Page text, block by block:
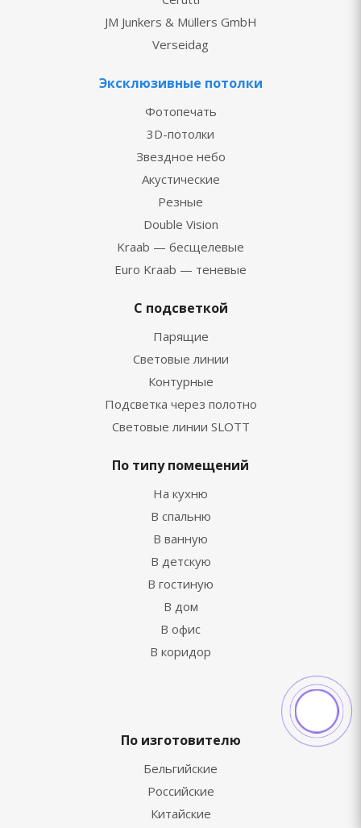
JM Junkers & Müllers GmbH
Verseidag
Эксклюзивные потолки
Фотопечать
3D-потолки
Звездное небо
Акустические
Резные
Double Vision
Kraab — бесщелевые
Euro Kraab — теневые
С подсветкой
Парящие
Световые линии
Контурные
Подсветка через полотно
Световые линии SLOTT
По типу помещений
На кухню
В спальню
В ванную
В детскую
В гостиную
В дом
В офис
В коридор
По изготовителю
Бельгийские
Российские
Китайские